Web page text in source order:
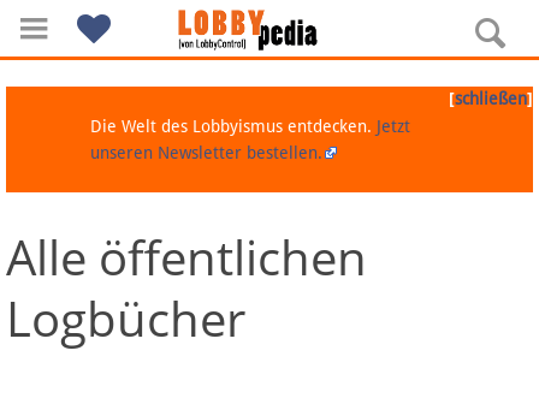
Navigation
Über Lobbypedia
[schließen]
Die Welt des Lobbyismus entdecken. Jetzt
unseren Newsletter bestellen.
Alle öffentlichen
Logbücher